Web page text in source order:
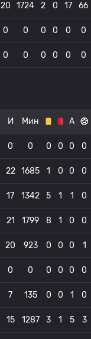
20 1724 2 0 17 66
0 0 0 0 0 0
0 0 0 0 0 0
И Мин А
0 0 0 0 0 0
22 1685 1 0 0 0
17 1342 5 1 1 0
21 1799 8 1 0 0
20 923 0 0 0 1
0 0 0 0 0 0
7 135 0 0 1 0
15 1287 3 1 5 3